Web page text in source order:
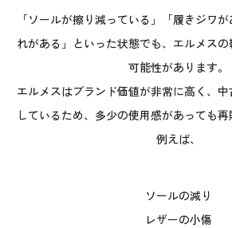
「ソールが擦り減っている」「履きジワ
れがある」といった状態でも、エルメス
可能性があります。
エルメスはブランド価値が非常に高く、
しているため、多少の使用感があっても再
例えば、
ソールの減り
レザーの小傷